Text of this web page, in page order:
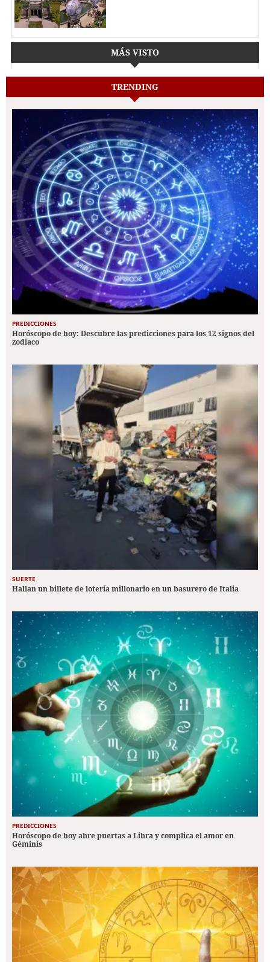
MÁS VISTO
TRENDING
PREDICCIONES
Horóscopo de hoy: Descubre las predicciones para los 12 signos del
zodiaco
SUERTE
Hallan un billete de lotería millonario en un basurero de Italia
PREDICCIONES
Horóscopo de hoy abre puertas a Libra y complica el amor en
Géminis